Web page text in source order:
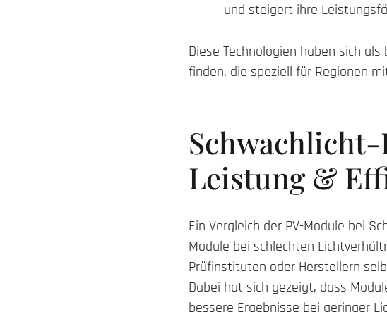
und steigert ihre
Diese Technologien haben sich
finden, die speziell für Regionen
Leistung &
Ein Vergleich der PV-Module bei
Module bei schlechten
Prüfinstituten oder Herstellern
Dabei hat sich gezeigt, dass
bessere Ergebnisse bei geringer